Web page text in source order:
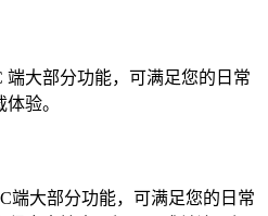
端大部分功能，可满足您的日常
验。
端大部分功能，可满足您的日常